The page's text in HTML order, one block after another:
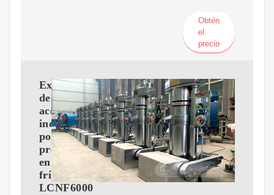
Obtén
el
precio
Extractor
de
aceite
industrial
por
prensado
en
frío
LCNF6000